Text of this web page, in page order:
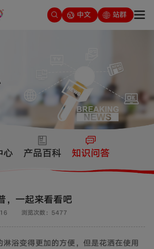
中文 站群
心 产品百科 知识问答
，一起来看看吧
浏览次数：5477
淋浴变得更加的方便，但是花洒在使用